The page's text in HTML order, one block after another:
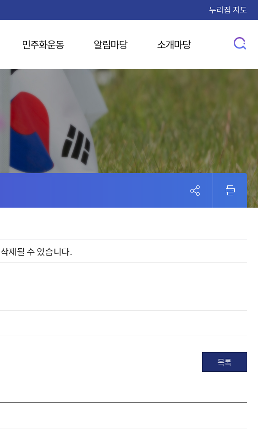
누리집 지도
민주화운동 알림마당 소개마당
제될 수 있습니다.
목록